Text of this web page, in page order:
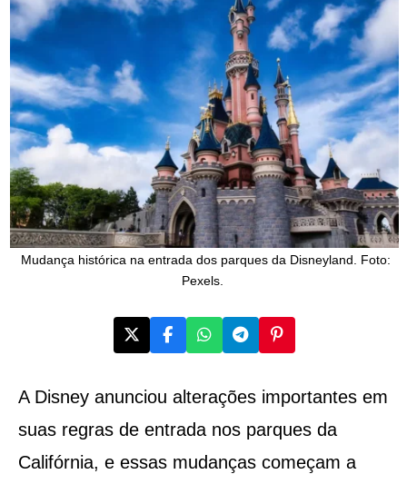
Mudança histórica na entrada dos parques da Disneyland. Foto:
Pexels.
A Disney anunciou alterações importantes em
suas regras de entrada nos parques da
Califórnia, e essas mudanças começam a